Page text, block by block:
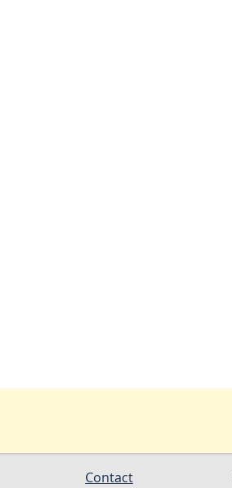
Contact